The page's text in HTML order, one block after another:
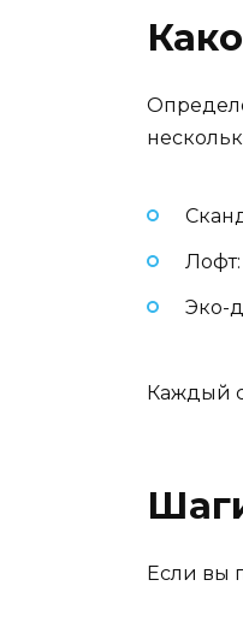
Эко-
Каждый
Если вы